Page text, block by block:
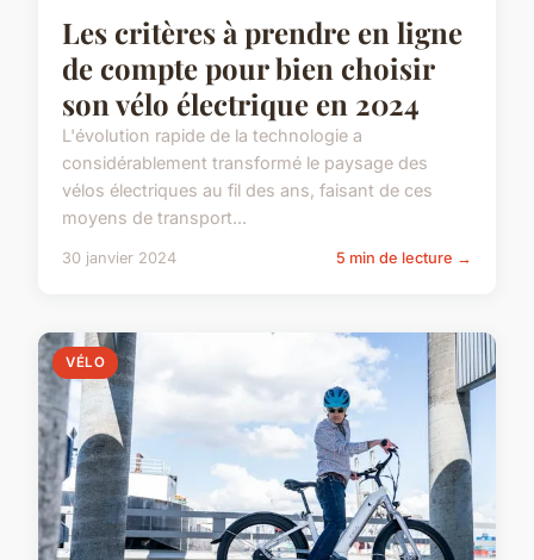
Les critères à prendre en ligne
de compte pour bien choisir
son vélo électrique en 2024
L'évolution rapide de la technologie a
considérablement transformé le paysage des
vélos électriques au fil des ans, faisant de ces
moyens de transport...
30 janvier 2024 5 min de lecture →
VÉLO